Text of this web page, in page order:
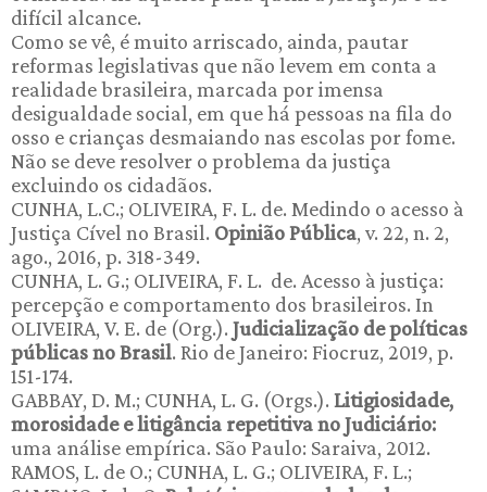
difícil alcance.
Como se vê, é muito arriscado, ainda, pautar
reformas legislativas que não levem em conta a
realidade brasileira, marcada por imensa
desigualdade social, em que há pessoas na fila do
osso e crianças desmaiando nas escolas por fome.
Não se deve resolver o problema da justiça
excluindo os cidadãos.
CUNHA, L.C.; OLIVEIRA, F. L. de. Medindo o acesso à
Justiça Cível no Brasil. Opinião Pública, v. 22, n. 2,
ago., 2016, p. 318-349.
CUNHA, L. G.; OLIVEIRA, F. L. de. Acesso à justiça:
percepção e comportamento dos brasileiros. In
OLIVEIRA, V. E. de (Org.). Judicialização de políticas
públicas no Brasil. Rio de Janeiro: Fiocruz, 2019, p.
151-174.
GABBAY, D. M.; CUNHA, L. G. (Orgs.). Litigiosidade,
morosidade e litigância repetitiva no Judiciário:
uma análise empírica. São Paulo: Saraiva, 2012.
RAMOS, L. de O.; CUNHA, L. G.; OLIVEIRA, F. L.;